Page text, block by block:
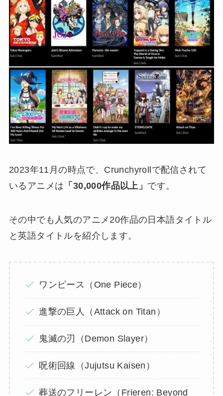
2023年11月の時点で、Crunchyrollで配信されて
いるアニメは 「30,000作品以上」 です。
その中でも人気のアニメ20作品の日本語タイトル
と英語タイトルを紹介します。
ワンピース（One Piece）
進撃の巨人（Attack on Titan）
鬼滅の刃（Demon Slayer）
呪術回線（Jujutsu Kaisen）
葬送のフリーレン（Frieren: Beyond